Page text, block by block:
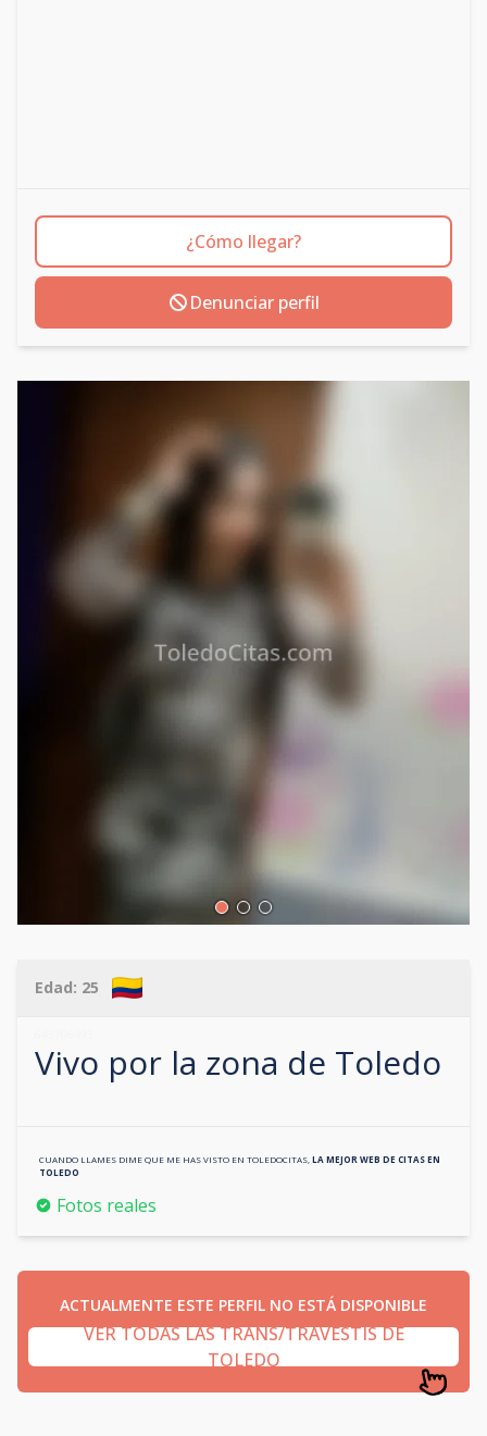
¿Cómo llegar?
Denunciar perfil
Edad: 25
Vivo por la zona de Toledo
CUANDO LLAMES DIME QUE ME HAS VISTO EN TOLEDOCITAS LA MEJOR WEB DE CITAS EN
TOLEDO
Fotos reales
ACTUALMENTE ESTE PERFIL NO ESTÁ DISPONIBLE
VER TODAS LAS TRANS/TRAVESTIS DE
TOLEDO